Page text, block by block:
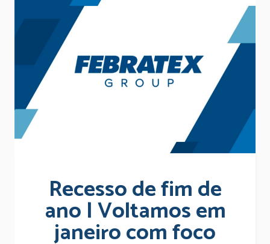
Recesso de fim de
ano | Voltamos em
janeiro com foco